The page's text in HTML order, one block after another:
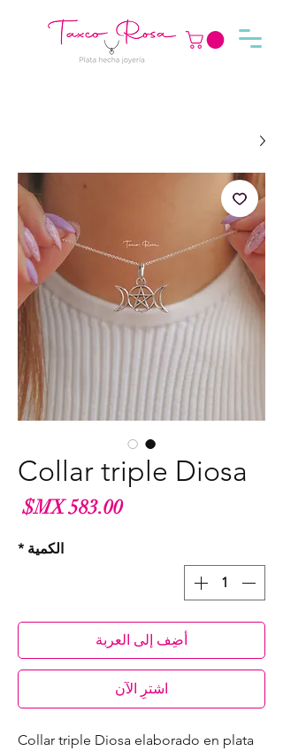
Collar triple Diosa
الكمية *
أضِف إلى العربة
اشترِ الآن
Collar triple Diosa elaborado en plata